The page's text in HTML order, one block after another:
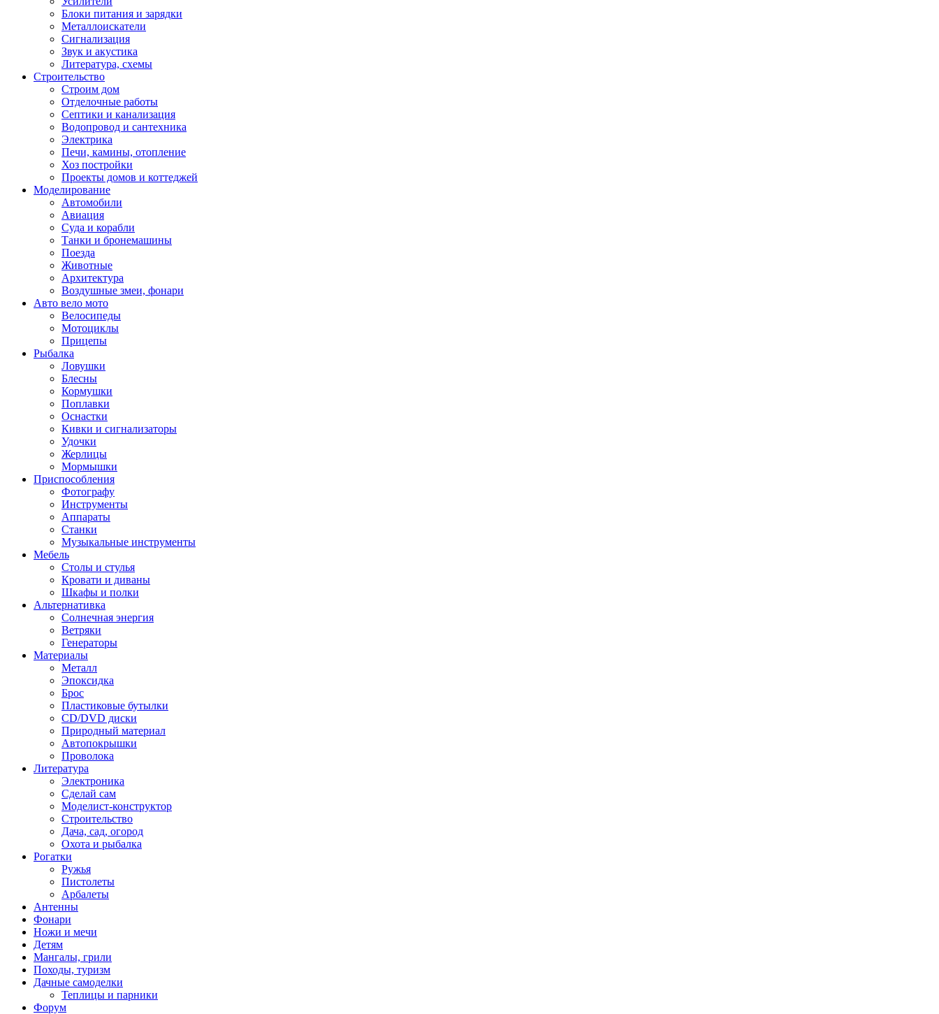
Блоки питания и зарядки
Металлоискатели
Сигнализация
Звук и акустика
Литература, схемы
Строительство
Строим дом
Отделочные работы
Септики и канализация
Водопровод и сантехника
Электрика
Печи, камины, отопление
Хоз постройки
Проекты домов и коттеджей
Моделирование
Автомобили
Авиация
Суда и корабли
Танки и бронемашины
Поезда
Животные
Архитектура
Воздушные змеи, фонари
Авто вело мото
Велосипеды
Мотоциклы
Прицепы
Рыбалка
Ловушки
Блесны
Кормушки
Поплавки
Оснастки
Кивки и сигнализаторы
Удочки
Жерлицы
Мормышки
Приспособления
Фотографу
Инструменты
Аппараты
Станки
Музыкальные инструменты
Мебель
Столы и стулья
Кровати и диваны
Шкафы и полки
Альтернативка
Солнечная энергия
Ветряки
Генераторы
Материалы
Металл
Эпоксидка
Брос
Пластиковые бутылки
CD/DVD диски
Природный материал
Автопокрышки
Проволока
Литература
Электроника
Сделай сам
Моделист-конструктор
Строительство
Дача, сад, огород
Охота и рыбалка
Рогатки
Ружья
Пистолеты
Арбалеты
Антенны
Фонари
Ножи и мечи
Детям
Мангалы, грили
Походы, туризм
Дачные самоделки
Теплицы и парники
Форум